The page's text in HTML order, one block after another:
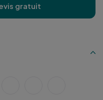
gratuit